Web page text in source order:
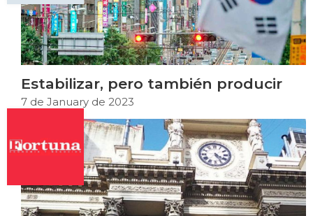
Estabilizar, pero también producir
7 de January de 2023